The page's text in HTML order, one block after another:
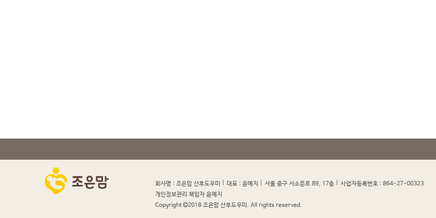
회사명 : 조은맘 산후도우미 대표 : 윤예지 서울 중구 서소문로 89, 17층 사업자등록번호 : 864-27-00323
개인정보관리 책임자 윤예지
Copyright
2018 조은맘 산후도우미. All rights reserved.